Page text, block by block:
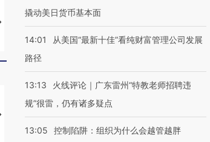
马航飞行员跨国走私7万
粒摇头丸 尿检体内含3种
术：是什么让中产们甘
心“花钱找虐”？
要防空
【推广】走进第四届链博
会，让数智科技“链”接产
【特别呈现】寻找100种
有意思的生活方式·第三对
【商
撬动美日货币基本面
14:01
从美国“最新十佳”看纯财富管理公司发展
路径
13:13
火线评论｜广东雷州“特教老师招聘违
规”很雷，仍有诸多疑点
13:05 控制陷阱：组织为什么会越管越胖